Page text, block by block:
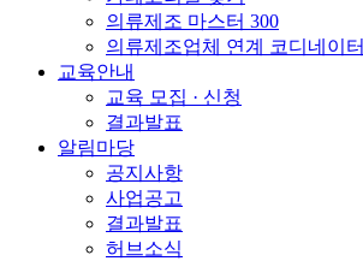
의류제조 마스터 300
의류제조업체 연계 코디네이터
교육안내
교육 모집 · 신청
결과발표
알림마당
공지사항
사업공고
결과발표
허브소식